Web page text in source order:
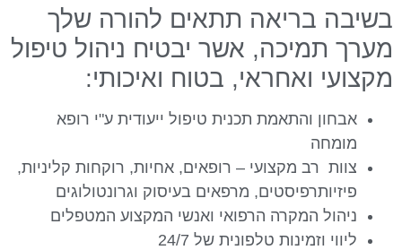
בריאה תתאים להורה שלך
תמיכה, אשר יבטיח ניהול טיפול
ואחראי, בטוח ואיכותי:
אבחון והתאמת תכנית טיפול ייעודית ע"י רופא
מומחה
צוות רב מקצועי – רופאים, אחיות, רוקחות קליניות,
פיזיותרפיסטים, מרפאים בעיסוק וגרונטולוגים
ניהול המקרה הרפואי ואנשי המקצוע המטפלים
ליווי וזמינות טלפונית של 24/7